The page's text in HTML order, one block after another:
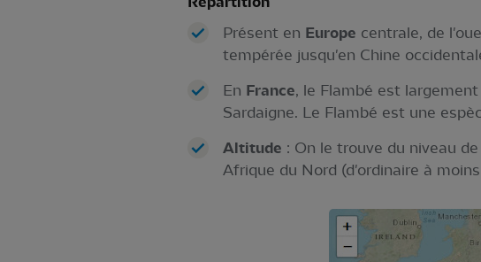
Présent en Europe centrale, de
tempérée jusqu'en Chine
En France, le Flambé est
Sardaigne. Le Flambé est une
Altitude : On le trouve du niveau
Afrique du Nord (d'ordinaire à